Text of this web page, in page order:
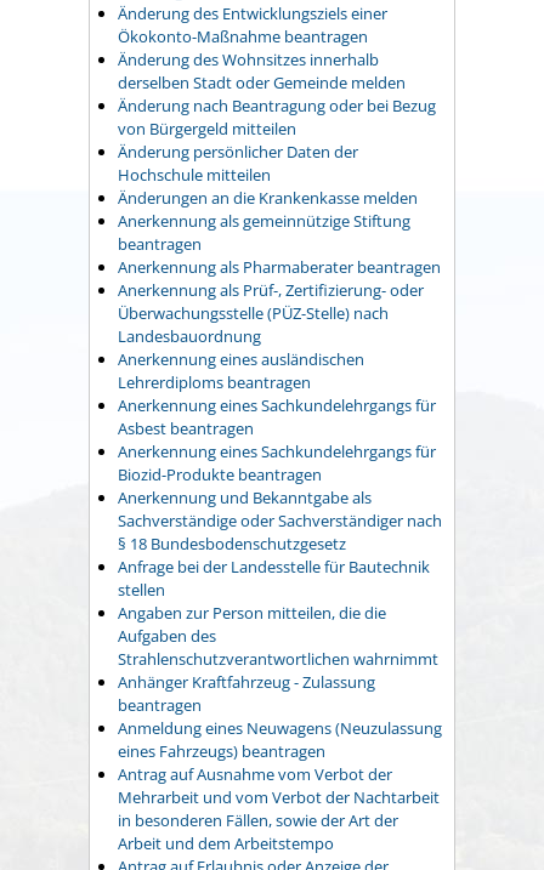
Änderung des Entwicklungsziels einer
Ökokonto-Maßnahme beantragen
Änderung des Wohnsitzes innerhalb
derselben Stadt oder Gemeinde melden
Änderung nach Beantragung oder bei Bezug
von Bürgergeld mitteilen
Änderung persönlicher Daten der
Hochschule mitteilen
Änderungen an die Krankenkasse melden
Anerkennung als gemeinnützige Stiftung
beantragen
Anerkennung als Pharmaberater beantragen
Anerkennung als Prüf-, Zertifizierung- oder
Überwachungsstelle (PÜZ-Stelle) nach
Landesbauordnung
Anerkennung eines ausländischen
Lehrerdiploms beantragen
Anerkennung eines Sachkundelehrgangs für
Asbest beantragen
Anerkennung eines Sachkundelehrgangs für
Biozid-Produkte beantragen
Anerkennung und Bekanntgabe als
Sachverständige oder Sachverständiger nach
§ 18 Bundesbodenschutzgesetz
Anfrage bei der Landesstelle für Bautechnik
stellen
Angaben zur Person mitteilen, die die
Aufgaben des
Strahlenschutzverantwortlichen wahrnimmt
Anhänger Kraftfahrzeug - Zulassung
beantragen
Anmeldung eines Neuwagens (Neuzulassung
eines Fahrzeugs) beantragen
Antrag auf Ausnahme vom Verbot der
Mehrarbeit und vom Verbot der Nachtarbeit
in besonderen Fällen, sowie der Art der
Arbeit und dem Arbeitstempo